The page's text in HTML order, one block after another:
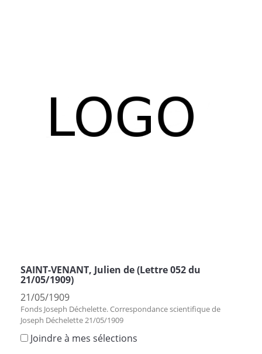
SAINT-VENANT, Julien de (Lettre 052 du
21/05/1909)
21/05/1909
Fonds Joseph Déchelette. Correspondance scientifique de
Joseph Déchelette 21/05/1909
Joindre à mes sélections